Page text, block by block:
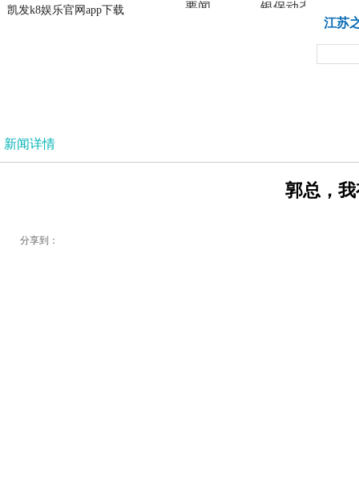
凯发k8娱乐官网app下载
凯发k8娱乐官网app下载
要闻 银保动态
江苏
新闻详情
郭总，
分享到：